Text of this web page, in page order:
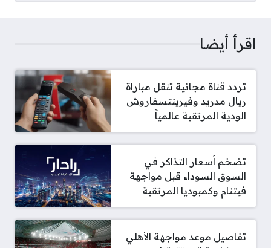
اقرأ أيضا
تردد قناة مجانية تنقل مباراة
ريال مدريد وفيرينتسفاروش
الودية المرتقبة عالمياً
تضخم أسعار التذاكر في
السوق السوداء قبل مواجهة
فيتنام وكمبوديا المرتقبة
تفاصيل موعد مواجهة الأهلي